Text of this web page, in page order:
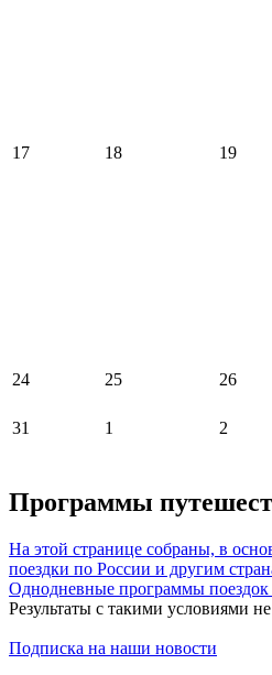
17 18 19
24 25 26
31 1 2
Программы
На этой странице собраны, в
поездки по России и другим
Однодневные программы поездок
Результаты с такими условиями
Подписка на наши новости